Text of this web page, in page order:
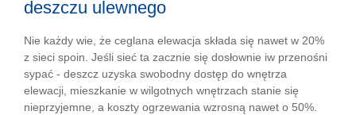
deszczu ulewnego
Nie każdy wie, że ceglana elewacja składa się nawet w 20%
z sieci spoin. Jeśli sieć ta zacznie się dosłownie iw przenośni
sypać - deszcz uzyska swobodny dostęp do wnętrza
elewacji, mieszkanie w wilgotnych wnętrzach stanie się
nieprzyjemne, a koszty ogrzewania wzrosną nawet o 50%.